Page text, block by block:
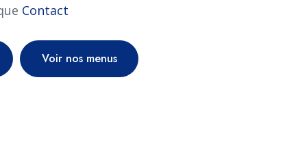
Contact
Voir nos menus